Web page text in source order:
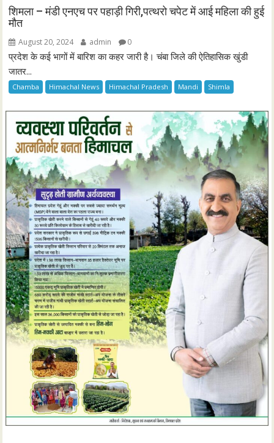
शिमला – मंडी एनएच पर पहाड़ी गिरी,पत्थरो चपेट में आई महिला की हुई
मौत
August 20, 2024 admin 0
प्रदेश के कई भागों में बारिश का कहर जारी है। चंबा जिले की ऐतिहासिक खुंडी
जातर...
Chamba Himachal News Himachal Pradesh Mandi Shimla